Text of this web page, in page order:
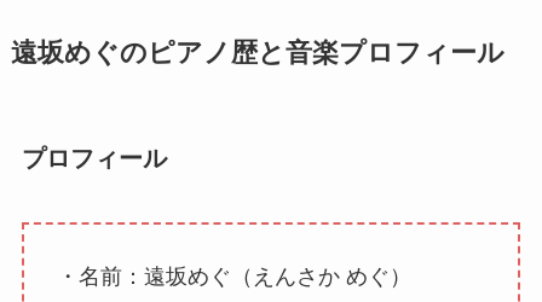
遠坂めぐのピアノ歴と音楽プロフィール
プロフィール
・名前：遠坂めぐ（えんさか めぐ）